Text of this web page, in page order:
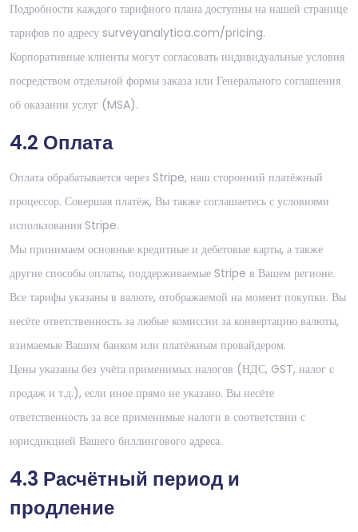
Подробности каждого тарифного плана доступны на нашей странице
тарифов по адресу surveyanalytica.com/pricing.
Корпоративные клиенты могут согласовать индивидуальные условия
посредством отдельной формы заказа или Генерального соглашения
об оказании услуг (MSA).
4.2 Оплата
Оплата обрабатывается через Stripe, наш сторонний платёжный
процессор. Совершая платёж, Вы также соглашаетесь с условиями
использования Stripe.
Мы принимаем основные кредитные и дебетовые карты, а также
другие способы оплаты, поддерживаемые Stripe в Вашем регионе.
Все тарифы указаны в валюте, отображаемой на момент покупки. Вы
несёте ответственность за любые комиссии за конвертацию валюты,
взимаемые Вашим банком или платёжным провайдером.
Цены указаны без учёта применимых налогов (НДС, GST, налог с
продаж и т.д.), если иное прямо не указано. Вы несёте
ответственность за все применимые налоги в соответствии с
юрисдикцией Вашего биллингового адреса.
4.3 Расчётный период и
продление